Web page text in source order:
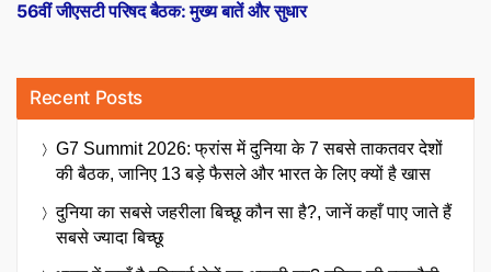
post:
56वीं जीएसटी परिषद बैठक: मुख्य बातें और सुधार
Recent Posts
G7 Summit 2026: फ्रांस में दुनिया के 7 सबसे ताकतवर देशों
की बैठक, जानिए 13 बड़े फैसले और भारत के लिए क्यों है खास
दुनिया का सबसे जहरीला बिच्छू कौन सा है?, जानें कहाँ पाए जाते हैं
सबसे ज्यादा बिच्छू